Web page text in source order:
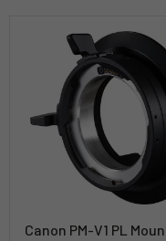
Canon PM-V1 PL